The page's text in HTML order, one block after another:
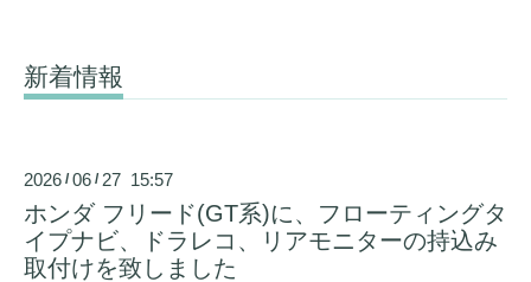
新着情報
2026 /06 / 27 15:57
ホンダ フリード(GT系)に、フローティングタ
イプナビ、ドラレコ、リアモニターの持込み
取付けを致しました